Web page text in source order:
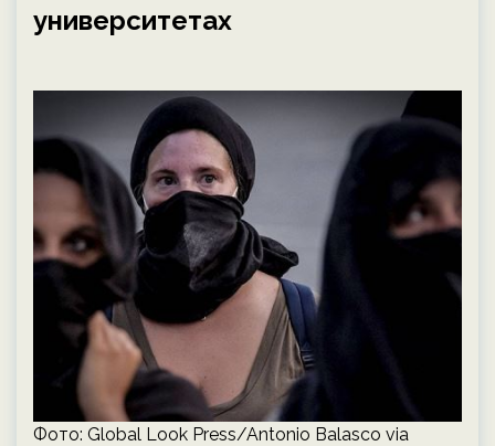
университетах
Фото: Global Look Press/Antonio Balasco via